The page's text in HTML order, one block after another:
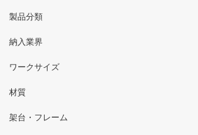
製品分類
納入業界
ワークサイズ
材質
架台・フレーム